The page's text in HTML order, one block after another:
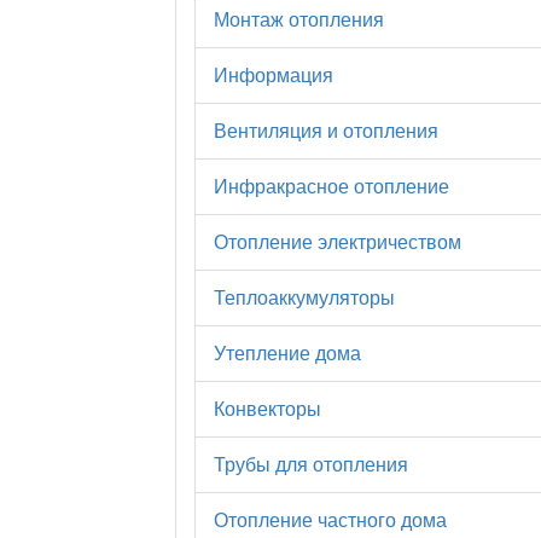
Монтаж отопления
Информация
Вентиляция и отопления
Инфракрасное отопление
Отопление электричеством
Теплоаккумуляторы
Утепление дома
Конвекторы
Трубы для отопления
Отопление частного дома